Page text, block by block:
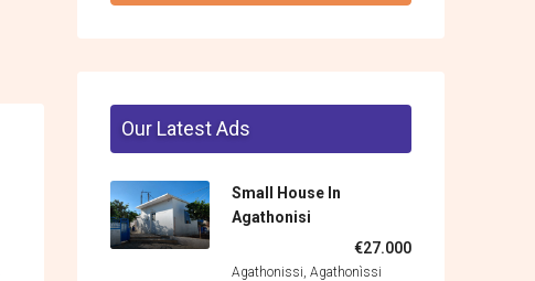
Our Latest Ads
Small House In
Agathonisi
€27.000
Agathonissi, Agathonìssi